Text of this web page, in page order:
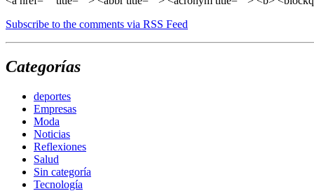
Subscribe to the comments via RSS Feed
Categorías
deportes
Empresas
Moda
Noticias
Reflexiones
Salud
Sin categoría
Tecnología